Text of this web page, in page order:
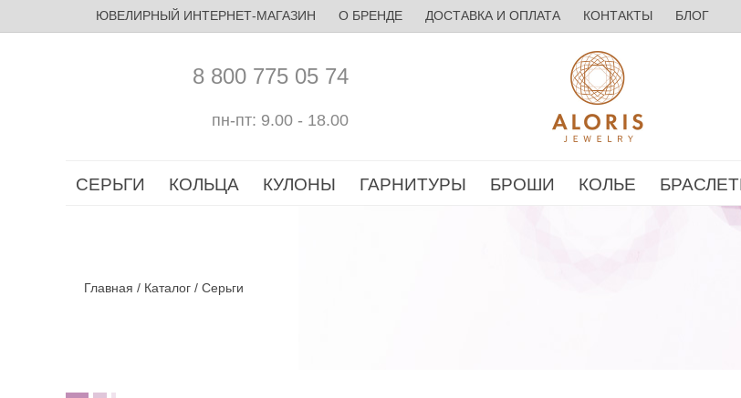
ЮВЕЛИРНЫЙ ИНТЕРНЕТ-МАГАЗИН О БРЕНДЕ ДОСТАВКА И ОПЛАТА КОНТАКТЫ БЛОГ
8 800 775 05 74
пн-пт: 9.00 - 18.00
СЕРЬГИ КОЛЬЦА КУЛОНЫ ГАРНИТУРЫ БРОШИ КОЛЬЕ
Главная / Каталог / Серьги